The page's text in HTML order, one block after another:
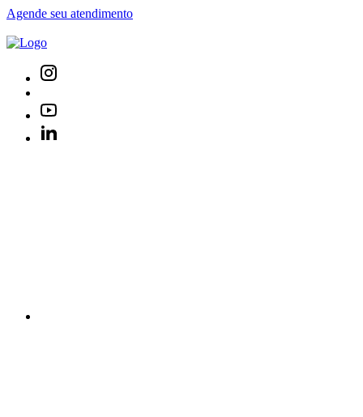
Agende seu atendimento